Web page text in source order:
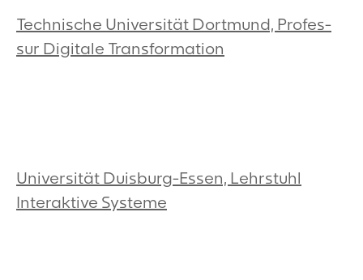
Technische Universität Dort­mund, Pro­fes­
sur Digitale Transformation
Universität Duisburg-Essen, Lehrstuhl
Interaktive Systeme